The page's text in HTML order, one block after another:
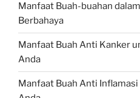
Manfaat Buah-buahan
Berbahaya
Manfaat Buah Anti Kanker
Anda
Manfaat Buah Anti